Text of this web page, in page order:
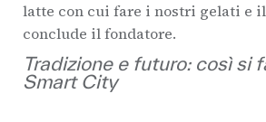
latte con cui fare i nostri gelati e
conclude il fondatore.
Tradizione e futuro: così si
Smart City